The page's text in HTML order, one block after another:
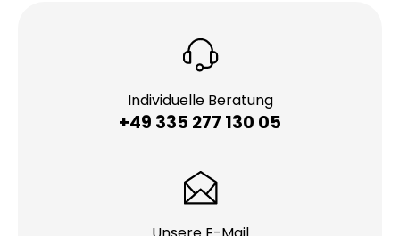
Individuelle Beratung
+49 335 277 130 05